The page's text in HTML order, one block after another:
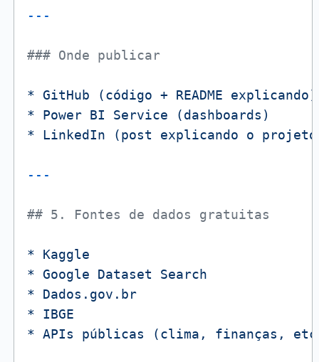
### Onde publicar
* GitHub (código + README
explicando)
*
Power BI Service
(dashboards)
*
LinkedIn (post explicando o
## 5. Fontes de dados gratuitas
*
Kaggle
* Google Dataset
Search
*
Dados.gov.br
*
IBGE
* APIs públicas (clima, finanças,